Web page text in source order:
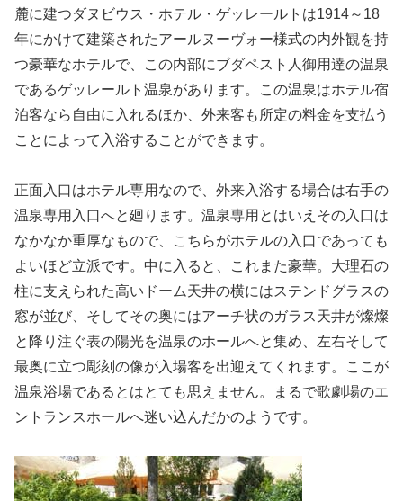
麓に建つダヌビウス・ホテル・ゲッレールトは1914～18
年にかけて建築されたアールヌーヴォー様式の内外観を持
つ豪華なホテルで、この内部にブダペスト人御用達の温泉
であるゲッレールト温泉があります。この温泉はホテル宿
泊客なら自由に入れるほか、外来客も所定の料金を支払う
ことによって入浴することができます。
正面入口はホテル専用なので、外来入浴する場合は右手の
温泉専用入口へと廻ります。温泉専用とはいえその入口は
なかなか重厚なもので、こちらがホテルの入口であっても
よいほど立派です。中に入ると、これまた豪華。大理石の
柱に支えられた高いドーム天井の横にはステンドグラスの
窓が並び、そしてその奥にはアーチ状のガラス天井が燦燦
と降り注ぐ表の陽光を温泉のホールへと集め、左右そして
最奥に立つ彫刻の像が入場客を出迎えてくれます。ここが
温泉浴場であるとはとても思えません。まるで歌劇場のエ
ントランスホールへ迷い込んだかのようです。